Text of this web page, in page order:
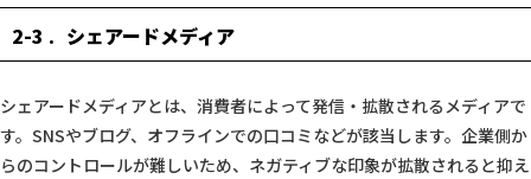
2-3 シェアードメディア
シェアードメディアとは、消費者によって発信・拡散されるメディアで
す。SNSやブログ、オフラインでの口コミなどが該当します。企業側か
らのコントロールが難しいため、ネガティブな印象が拡散されると抑え